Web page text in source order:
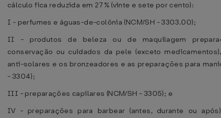
cálculo fica reduzida em 27% (vinte e sete por cento):
I - perfumes e águas-de-colônia (NCM/SH - 3303.00);
II - produtos de beleza ou de maquilagem
conservação ou cuidados da pele (exceto
anti-solares e os bronzeadores e as preparações para
- 3304);
III - preparações capilares (NCM/SH - 3305); e
IV - preparações para barbear (antes, durante ou